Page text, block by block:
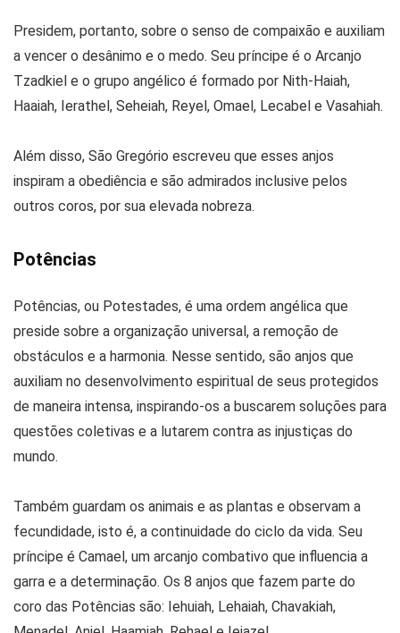
Presidem, portanto, sobre o senso de compaixão e auxiliam
a vencer o desânimo e o medo. Seu príncipe é o Arcanjo
Tzadkiel e o grupo angélico é formado por Nith-Haiah,
Haaiah, Ierathel, Seheiah, Reyel, Omael, Lecabel e Vasahiah.
Além disso, São Gregório escreveu que esses anjos
inspiram a obediência e são admirados inclusive pelos
outros coros, por sua elevada nobreza.
Potências
Potências, ou Potestades, é uma ordem angélica que
preside sobre a organização universal, a remoção de
obstáculos e a harmonia. Nesse sentido, são anjos que
auxiliam no desenvolvimento espiritual de seus protegidos
de maneira intensa, inspirando-os a buscarem soluções para
questões coletivas e a lutarem contra as injustiças do
mundo.
Também guardam os animais e as plantas e observam a
fecundidade, isto é, a continuidade do ciclo da vida. Seu
príncipe é Camael, um arcanjo combativo que influencia a
garra e a determinação. Os 8 anjos que fazem parte do
coro das Potências são: Iehuiah, Lehaiah, Chavakiah,